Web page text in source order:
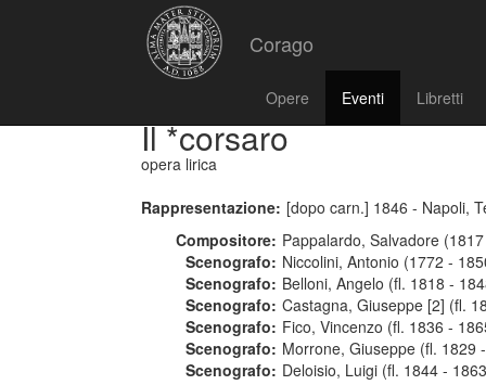
Corago
Opere Eventi Libretti
Il *corsaro
opera lirica
Rappresentazione: [dopo carn.] 1846 - Napoli,
Compositore: Pappalardo, Salvadore
Scenografo: Niccolini, Antonio (1772 -
Scenografo: Belloni, Angelo (fl. 1818 -
Scenografo: Castagna, Giuseppe [2] (fl.
Scenografo: Fico, Vincenzo (fl. 1836 -
Scenografo: Morrone, Giuseppe (fl. 1829
Scenografo: Deloisio, Luigi (fl. 1844 -